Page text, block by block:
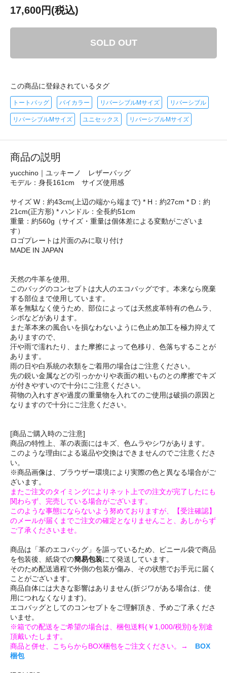
17,600円(税込)
SOLD OUT
この商品に登録されているタグ
トートバッグ バイカラー リバーシブルMサイズ リバーシブル
リバーシブルMサイズ ユニセックス リバーシブルMサイズ
商品の説明
yucchino｜ユッキーノ レザーバッグ
モデル：身長161cm サイズ使用感
サイズ W：約43cm(上辺の端から端まで) * H：約27cm * D：約
21cm(正方形) * ハンドル：全長約51cm
重量：約560g（サイズ・重量は個体差による変動がございま
す）
ロゴプレートは片面のみに取り付け
MADE IN JAPAN
天然の牛革を使用。
このバッグのコンセプトは大人のエコバッグです。本来なら廃棄
する部位まで使用しています。
革を無駄なく使うため、部位によっては天然皮革特有の色ムラ、
シボなどがあります。
また革本来の風合いを損なわないように色止め加工を極力抑えて
ありますので、
汗や雨で濡れたり、また摩擦によって色移り、色落ちすることが
あります。
雨の日や白系統の衣類をご着用の場合はご注意ください。
先の鋭い金属などの引っかかりや表面の粗いものとの摩擦でキズ
が付きやすいので十分にご注意ください。
荷物の入れすぎや過度の重量物を入れてのご使用は破損の原因と
なりますので十分にご注意ください。
[商品ご購入時のご注意]
商品の特性上、革の表面にはキズ、色ムラやシワがあります。
このような理由による返品や交換はできませんのでご注意くださ
い。
※商品画像は、ブラウザー環境により実際の色と異なる場合がご
ざいます。
またご注文のタイミングによりネット上での注文が完了したにも
関わらず、完売している場合がございます。
このような事態にならないよう努めておりますが、【受注確認】
のメールが届くまでご注文の確定となりませんこと、あしからず
ご了承くださいませ。
商品は「革のエコバッグ」を謳っているため、ビニール袋で商品
を包装後、紙袋での簡易包装にて発送しています。
そのため配送過程で外側の包装が傷み、その状態でお手元に届く
ことがございます。
商品自体には大きな影響はありません(折ジワがある場合は、使
用につれなくなります)。
エコバッグとしてのコンセプトをご理解頂き、予めご了承くださ
いませ。
※箱での配送をご希望の場合は、梱包送料(￥1,000/税別)を別途
頂戴いたします。
商品と併せ、こちらからBOX梱包をご注文ください。→ BOX
梱包